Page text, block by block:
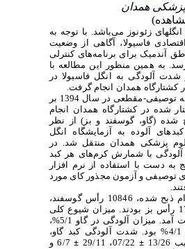
زئونوز میباشد. با توجه به
فاسیولا، آگاهی از وضعیت
آندمیک برای برنامههای کنترلی
به همین منظور این مطالعه با
آلودگی به انگل فاسیولا در
کشتارگاه همدان انجام گرفت.
این مطالعه توصیفی-مقطعی در سال 1394 بر
دام کشتار شده در کشتارگاه همدان انجام
شده (گاو، گوسفند و بز) از نظر
آلوده به آزمایشگاه انگل
پزشکی همدان منتقل شد. در
با شمارش کرمهای هر کبد
به دست با استفاده از نرم افزار
توصیفی و آزمون مجذور کای مورد
از 13607 دام ذبح شده، 10846 رأس گوسفند،
995 رأس گاو و 1766 رأس بز بودند. میزان شیوع کلی
آمد. میزان آلودگی در گاو 5/1 %،
%بود. شدت آلودگی کبد گاو،
26
±
±
6/7 و